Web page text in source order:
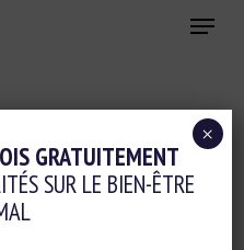
Menu
bien-être animal
DU PLAN NATIONAL
GRATUITEMENT
SUR LE BIEN-ÊTRE
×